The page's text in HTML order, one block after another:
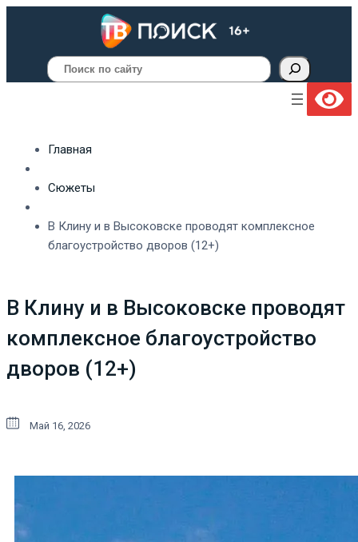
Поиск
Главная
Сюжеты
В Клину и в Высоковске проводят комплексное
благоустройство дворов (12+)
В Клину и в Высоковске проводят
комплексное благоустройство
дворов (12+)
Май 16, 2026